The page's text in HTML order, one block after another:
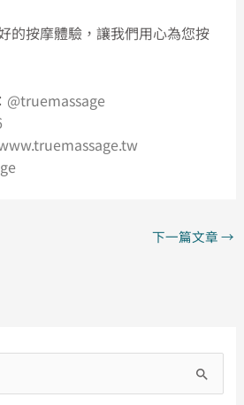
的按摩體驗，讓我們用心為您按
@truemassage
下一篇文章→